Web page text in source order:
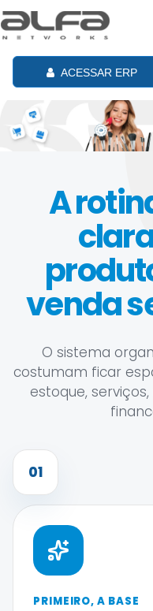
ACESSAR ERP
A
venda
O sistema
costumam ficar
estoque,
01
PRIMEIRO, A BASE